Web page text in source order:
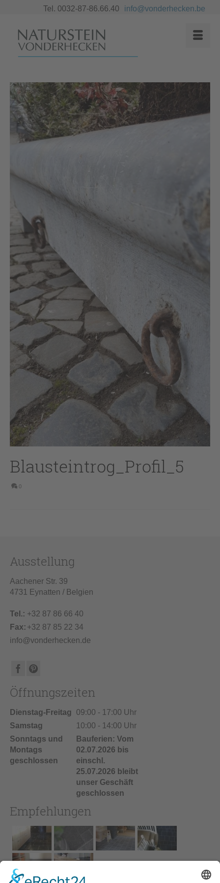
Tel. 0032-87-86.66.40 info@vonderhecken.be
Blausteintrog_Profil_5
0
Ausstellung
Aachener Str. 39
4731 Eynatten / Belgien
Tel.: +32 87 86 66 40
Fax: +32 87 85 22 34
info@vonderhecken.de
Öffnungszeiten
Dienstag-Freitag
09:00 - 17:00 Uhr
Samstag
10:00 - 14:00 Uhr
Sonntags und
Montags
geschlossen
Bauferien: Vom
02.07.2026 bis
einschl.
25.07.2026 bleibt
unser Geschäft
geschlossen
Empfehlungen